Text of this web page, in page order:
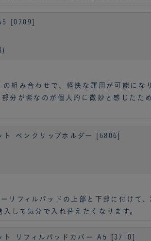
[0709]
)
組み合わせで、軽快な運用が可能にな
分が紫なのが個人的に微妙と感じたため
ト ペンクリップホルダー [6806]
リフィルパッドの上部と下部に付けて
して気分で入れ替えたくなります。
ト リフィルパッドカバー A5 [3710]